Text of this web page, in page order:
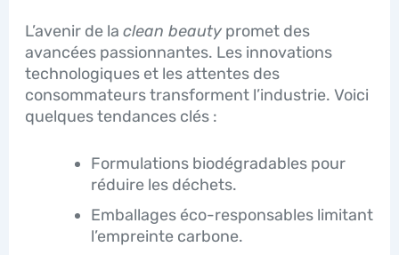
L’avenir de la clean beautypromet des
avancées passionnantes. Les innovations
technologiques et les attentes des
consommateurs transforment l’industrie. Voici
quelques tendances clés :
Formulations biodégradables pour
réduire les déchets.
Emballages éco-responsables limitant
l’empreinte carbone.